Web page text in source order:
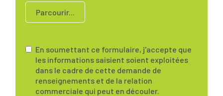
Parcourir...
En soumettant ce formulaire, j'accepte que
les informations saisient soient exploitées
dans le cadre de cette demande de
renseignements et de la relation
commerciale qui peut en découler.